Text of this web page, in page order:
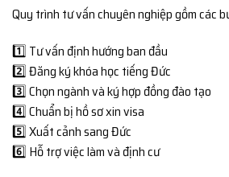
Quy trình tư vấn chuyên nghiệp gồm các
1️⃣ Tư vấn định hướng ban đầu
2️⃣ Đăng ký khóa học tiếng Đức
3️⃣ Chọn ngành và ký hợp đồng đào tạo
4️⃣ Chuẩn bị hồ sơ xin visa
5️⃣ Xuất cảnh sang Đức
6️⃣ Hỗ trợ việc làm và định cư